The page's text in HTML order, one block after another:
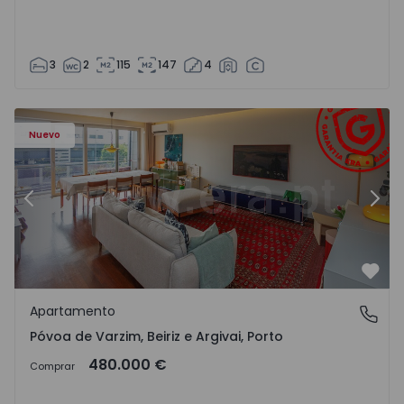
3 2 115 147 4
Nuevo
e Argivai - 1574602 - 20
Apartamento T3 Póvoa de Varzim, Póvoa de Varzim,
Anterior
Póvoa de Varzim, Beiriz e Argivai, Porto
Apartamento
Póvoa de Varzim, Beiriz e Argivai, Porto
Comprar 480.000 €